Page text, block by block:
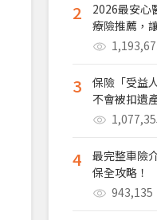
2
2026最安心
療險推薦，
3
保險「受益
不會被扣遺
4
最完整車險
保全攻略！
943,135